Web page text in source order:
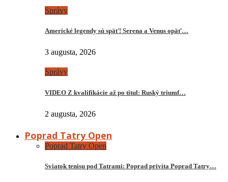
Správy
Americké legendy sú späť! Serena a Venus opäť…
3 augusta, 2026
Správy
VIDEO Z kvalifikácie až po titul: Ruský triumf…
2 augusta, 2026
Poprad Tatry Open
Poprad Tatry Open
Sviatok tenisu pod Tatrami: Poprad privíta Poprad Tatry…